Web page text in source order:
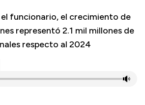
funcionario, el crecimiento de
representó 2.1 mil millones de
respecto al 2024